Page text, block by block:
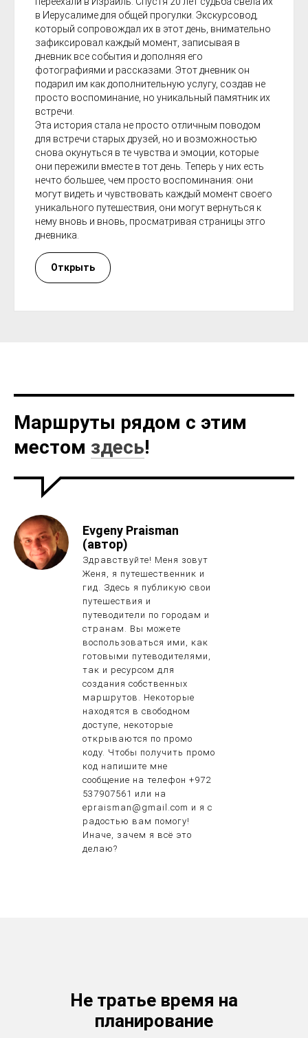
в Иерусалиме для общей прогулки. Экскурсовод,
который сопровождал их в этот день, внимательно
зафиксировал каждый момент, записывая в
дневник все события и дополняя его
фотографиями и рассказами. Этот дневник он
подарил им как дополнительную услугу, создав не
просто воспоминание, но уникальный памятник их
встречи.
Эта история стала не просто отличным поводом
для встречи старых друзей, но и возможностью
снова окунуться в те чувства и эмоции, которые
они пережили вместе в тот день. Теперь у них есть
нечто большее, чем просто воспоминания: они
могут видеть и чувствовать каждый момент своего
уникального путешествия, они могут вернуться к
нему вновь и вновь, просматривая страницы этго
дневника.
Открыть
Маршруты рядом с этим
местом здесь!
Evgeny Praisman
(автор)
Здравствуйте! Меня зовут
Женя, я путешественник и
гид. Здесь я публикую свои
путешествия и
путеводители по городам и
странам. Вы можете
воспользоваться ими, как
готовыми путеводителями,
так и ресурсом для
создания собственных
маршрутов. Некоторые
находятся в свободном
доступе, некоторые
открываются по промо
коду. Чтобы получить промо
код напишите мне
сообщение на телефон +972
537907561 или на
epraisman@gmail.com и я с
радостью вам помогу!
Иначе, зачем я всё это
делаю?
Не тратье время на
планирование